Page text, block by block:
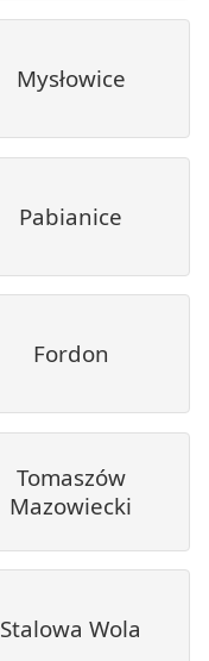
Mysłowice
Pabianice
Fordon
Tomaszów
Mazowiecki
Stalowa Wola